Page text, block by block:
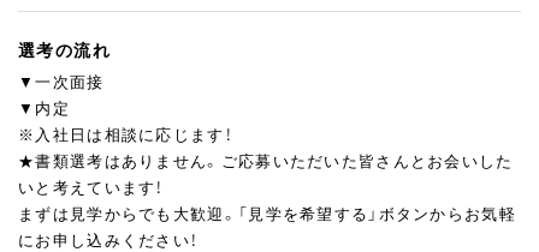
選考の流れ
▼一次面接
▼内定
※入社日は相談に応じます！
★書類選考はありません。ご応募いただいた皆さんとお会いした
いと考えています！
まずは見学からでも大歓迎。「見学を希望する」ボタンからお気軽
にお申し込みください！